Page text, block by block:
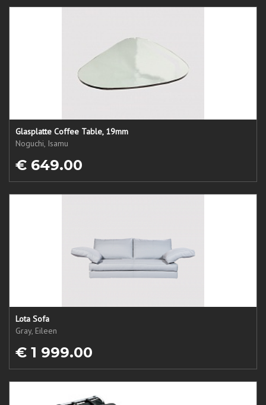
Glasplatte Coffee Table, 19mm
Noguchi, Isamu
€ 649.00
Lota Sofa
Gray, Eileen
€ 1 999.00